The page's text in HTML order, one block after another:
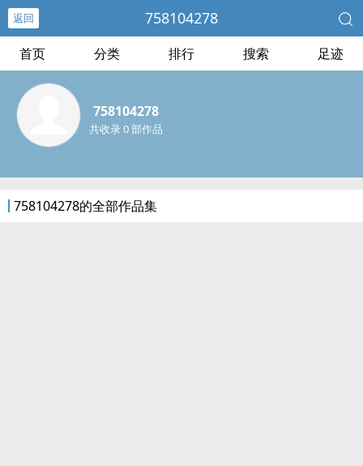
返回 758104278
首页 分类 排行 搜索 足迹
758104278
共收录 0 部作品
758104278的全部作品集